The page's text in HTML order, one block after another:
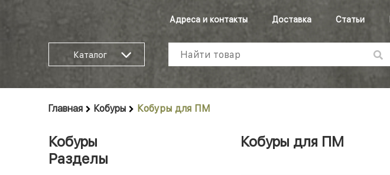
Адреса и контакты Доставка Статьи
Каталог
Главная Кобуры Кобуры для ПМ
Кобуры
Разделы
Кобуры для ПМ